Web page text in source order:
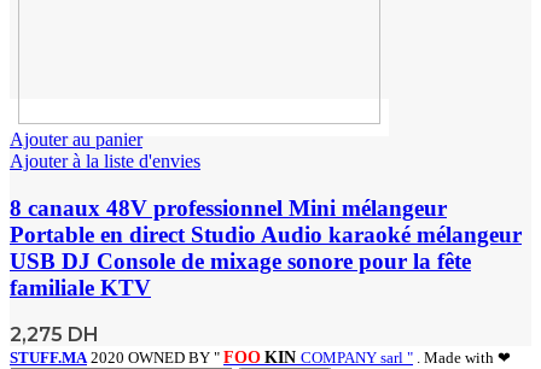
Ajouter au panier
Ajouter à la liste d'envies
8 canaux 48V professionnel Mini mélangeur
Portable en direct Studio Audio karaoké mélangeur
USB DJ Console de mixage sonore pour la fête
familiale KTV
2,275 DH
STUFF.MA 2020 OWNED BY " FOO KIN COMPANY sarl " . Made with ❤